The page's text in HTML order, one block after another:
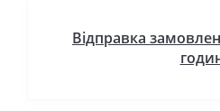
Відправка